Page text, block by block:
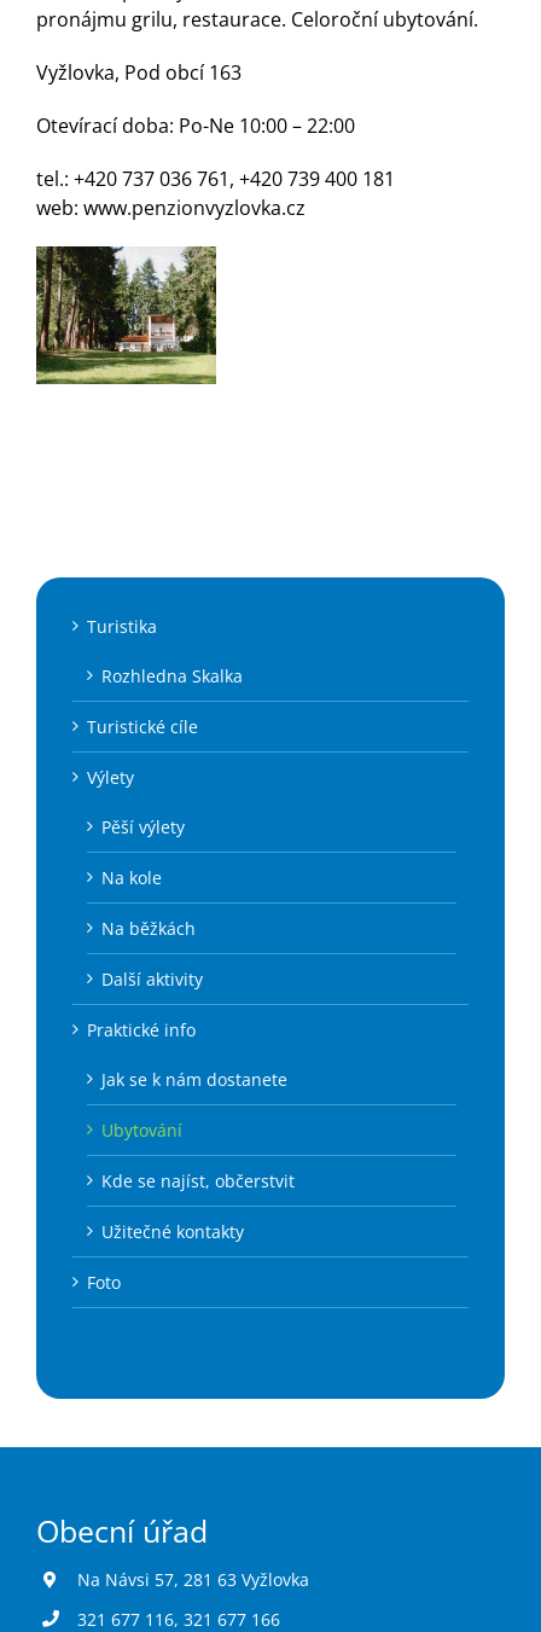
pronájmu grilu, restaurace. Celoroční ubytování.
Vyžlovka, Pod obcí 163
Otevírací doba: Po-Ne 10:00 – 22:00
tel.: +420 737 036 761, +420 739 400 181
web: www.penzionvyzlovka.cz
Turistika
Rozhledna Skalka
Turistické cíle
Výlety
Pěší výlety
Na kole
Na běžkách
Další aktivity
Praktické info
Jak se k nám dostanete
Ubytování
Kde se najíst, občerstvit
Užitečné kontakty
Foto
Obecní úřad
Na Návsi 57, 281 63 Vyžlovka
321 677 116, 321 677 166